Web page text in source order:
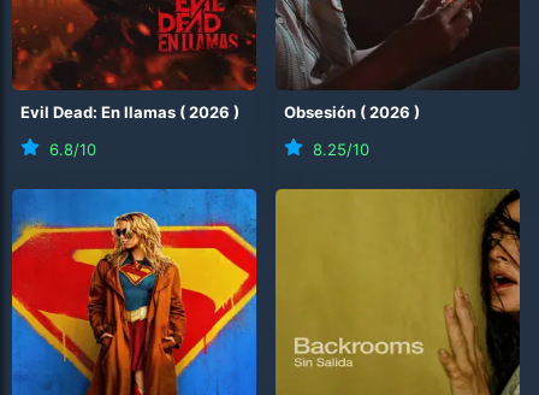
Evil Dead: En llamas (2026 )
6.8/10
Obsesión (2026 )
8.25/10